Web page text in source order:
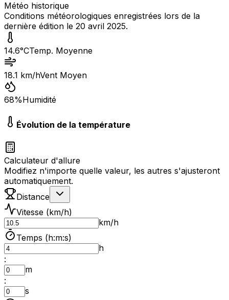
Météo historique
Conditions météorologiques enregistrées lors de la
dernière édition le 20 avril 2025.
14.6°CTemp. Moyenne
18.1 km/hVent Moyen
68%Humidité
Évolution de la température
Calculateur d'allure
Modifiez n'importe quelle valeur, les autres s'ajusteront
automatiquement.
Distance
Vitesse (km/h)
km/h
Temps (h:m:s)
h
:
m
:
s